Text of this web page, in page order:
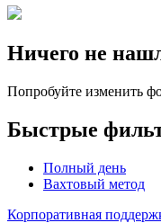
Ничего не
Попробуйте изменить
Быстрые
Полный день
Вахтовый метод
Корпоративная